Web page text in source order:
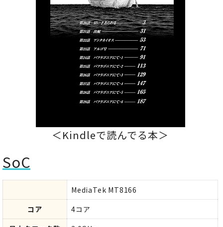
＜Kindleで読んでる本＞
SoC
MediaTek MT8166
コア
4コア